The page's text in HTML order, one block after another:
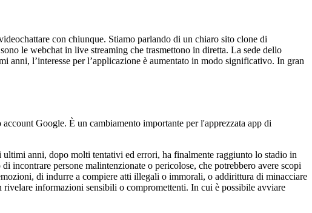
con chiunque. Stiamo parlando di un chiaro sito clone di
le webchat in live streaming che trasmettono in diretta. La sede dello
l’interesse per l’applicazione è aumentato in modo significativo. In gran
Google. È un cambiamento importante per l'apprezzata app di
anni, dopo molti tentativi ed errori, ha finalmente raggiunto lo stadio in
incontrare persone malintenzionate o pericolose, che potrebbero avere scopi
di indurre a compiere atti illegali o immorali, o addirittura di minacciare
informazioni sensibili o compromettenti. In cui è possibile avviare